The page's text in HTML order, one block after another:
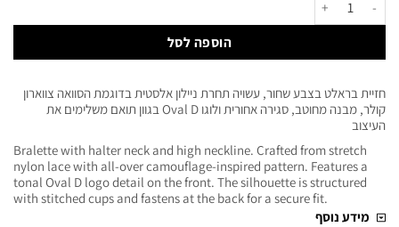
הוספה לסל
חזיית בראלט בצבע שחור, עשויה תחרת ניילון אלסטית בדוגמת הסוואה צווארון
קולר, מבנה מחוטב, סגירה אחורית ולוגו Oval D בגוון תואם משלימים את
העיצוב
Bralette with halter neck and high neckline. Crafted from stretch
nylon lace with all-over camouflage-inspired pattern. Features a
tonal Oval D logo detail on the front. The silhouette is structured
with stitched cups and fastens at the back for a secure fit.
מידע נוסף